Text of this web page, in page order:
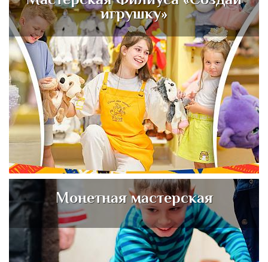
игрушку»
Монетная мастерская